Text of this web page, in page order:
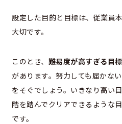
設定した目的と目標は、従業員
大切です。
このとき、 難易度が高すぎる目
があります。努力しても届かな
をそぐでしょう。いきなり高い
階を踏んでクリアできるような
です。